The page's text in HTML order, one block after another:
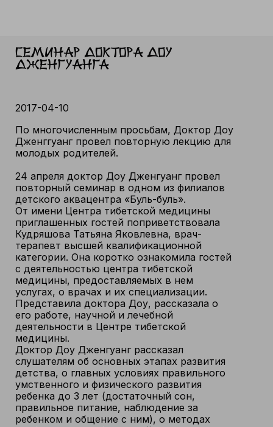
2017-04-10
По многочисленным просьбам, Доктор Доу
Дженггуанг провел повторную лекцию для
молодых родителей.
24 апреля доктор Доу Дженгуанг провел
повторный семинар в одном из филиалов
детского аквацентра «Буль-буль».
От имени Центра тибетской медицины
приглашенных гостей поприветствовала
Кудряшова Татьяна Яковлевна, врач-
терапевт высшей квалификационной
категории. Она коротко ознакомила гостей
с деятельностью центра тибетской
медицины, предоставляемых в нем
услугах, о врачах и их специализации.
Представила доктора Доу, рассказала о
его работе, научной и лечебной
деятельности в Центре тибетской
медицины.
Доктор Доу Дженгуанг рассказал
слушателям об основных этапах развития
детства, о главных условиях правильного
умственного и физического развития
ребенка до 3 лет (достаточный сон,
правильное питание, наблюдение за
ребенком и общение с ним), о методах
Семинар доктора Доу
Дженгуанга